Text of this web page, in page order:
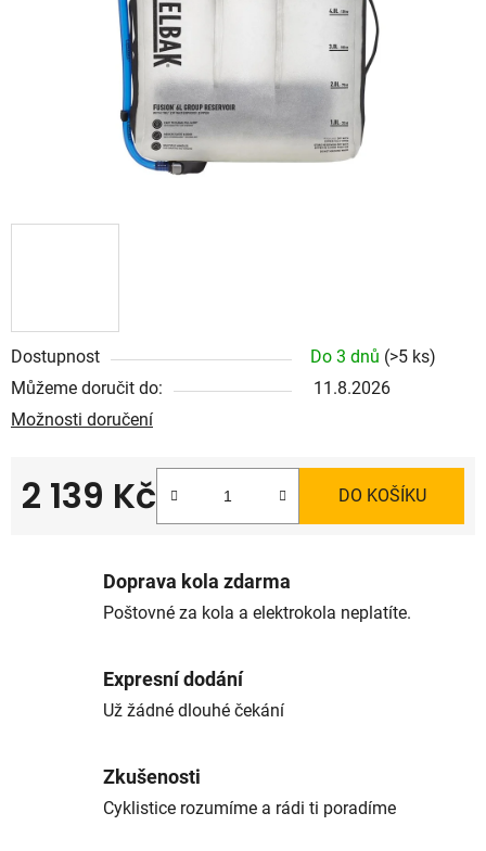
Dostupnost Do 3 dnů (>5 ks)
Můžeme doručit do:
11.8.2026
Možnosti doručení
2 139 Kč DO KOŠÍKU
Doprava kola zdarma
Poštovné za kola a elektrokola neplatíte.
Expresní dodání
Už žádné dlouhé čekání
Zkušenosti
Cyklistice rozumíme a rádi ti poradíme